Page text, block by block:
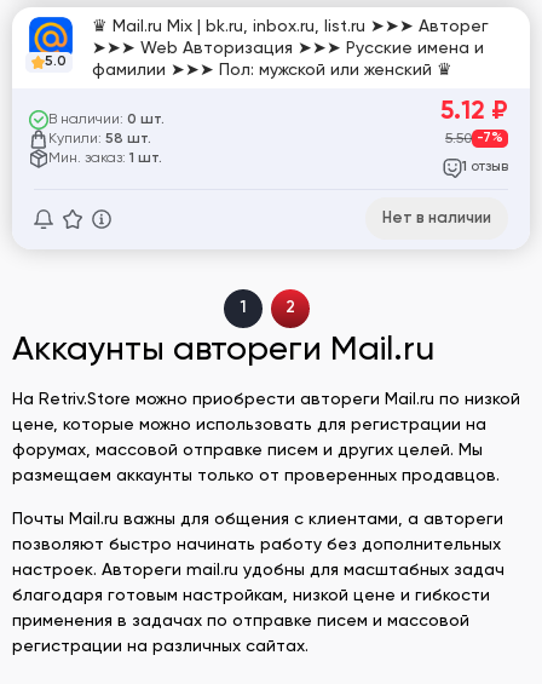
5.0
♛ Mail.ru Mix | bk.ru, inbox.ru, list.ru ➤➤➤ Авторег
➤➤➤ Web Авторизация ➤➤➤ Русские имена и
фамилии ➤➤➤ Пол: мужской или женский ♛
В наличии: 0 шт.
Купили: 58 шт.
Мин. заказ: 1 шт.
5.12 ₽
5.50 -7%
1 отзыв
Нет в наличии
1 2
Аккаунты автореги Mail.ru
На Retriv.Store можно приобрести автореги Mail.ru по низкой
цене, которые можно использовать для регистрации на
форумах, массовой отправке писем и других целей. Мы
размещаем аккаунты только от проверенных продавцов.
Почты Mail.ru важны для общения с клиентами, а автореги
позволяют быстро начинать работу без дополнительных
настроек. Автореги mail.ru удобны для масштабных задач
благодаря готовым настройкам, низкой цене и гибкости
применения в задачах по отправке писем и массовой
регистрации на различных сайтах.